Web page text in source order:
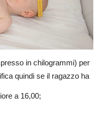
in chilogrammi) per
quindi se il ragazzo ha
a 16,00;